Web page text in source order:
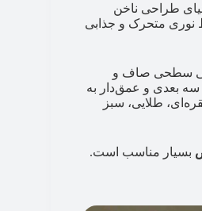
طراحی ناخن
نوری متحرک و جذابی
سطحی صاف و
بعدی و عمق‌دار به
طلایی، سبز
بسیار مناسب است.